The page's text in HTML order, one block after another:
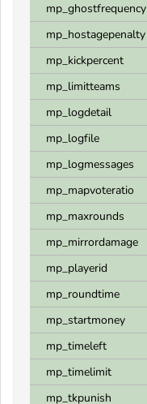
mp_ghostfrequency
mp_hostagepenalty
mp_kickpercent
mp_limitteams
mp_logdetail
mp_logfile
mp_logmessages
mp_mapvoteratio
mp_maxrounds
mp_mirrordamage
mp_playerid
mp_roundtime
mp_startmoney
mp_timeleft
mp_timelimit
mp_tkpunish